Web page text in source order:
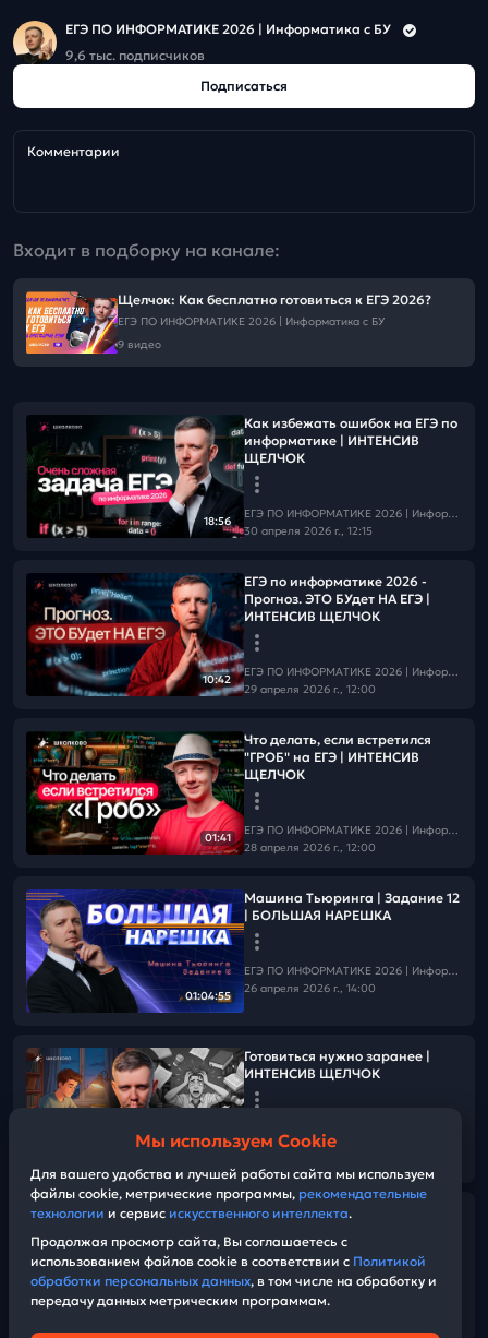
ЕГЭ ПО ИНФОРМАТИКЕ 2026 | Информатика с БУ
9,6 тыс. подписчиков
Подписаться
Комментарии
Входит в подборку на канале:
Щелчок: Как бесплатно готовиться к ЕГЭ 2026?
ЕГЭ ПО ИНФОРМАТИКЕ 2026 | Информатика с БУ
9 видео
18:56
Как избежать ошибок на ЕГЭ по
информатике | ИНТЕНСИВ
ЩЕЛЧОК
ЕГЭ ПО ИНФОРМАТИКЕ 2026 | Информатика с БУ
30 апреля 2026 г., 12:15
10:42
ЕГЭ по информатике 2026 -
Прогноз. ЭТО БУдет НА ЕГЭ |
ИНТЕНСИВ ЩЕЛЧОК
ЕГЭ ПО ИНФОРМАТИКЕ 2026 | Информатика с БУ
29 апреля 2026 г., 12:00
01:41
Что делать, если встретился
"ГРОБ" на ЕГЭ | ИНТЕНСИВ
ЩЕЛЧОК
ЕГЭ ПО ИНФОРМАТИКЕ 2026 | Информатика с БУ
28 апреля 2026 г., 12:00
01:04:55
Машина Тьюринга | Задание 12
| БОЛЬШАЯ НАРЕШКА
ЕГЭ ПО ИНФОРМАТИКЕ 2026 | Информатика с БУ
26 апреля 2026 г., 14:00
Готовиться нужно заранее |
ИНТЕНСИВ ЩЕЛЧОК
26 апреля 2026 г., 12:00
02:46
Не смотри вебы в лайве |
25 апреля 2026 г., 12:00
Мы используем Cookie
Для вашего удобства и лучшей работы сайта мы используем
файлы cookie, метрические программы, рекомендательные
технологии и сервис искусственного интеллекта.
Продолжая просмотр сайта, Вы соглашаетесь с
использованием файлов cookie в соответствии с Политикой
обработки персональных данных, в том числе на обработку и
передачу данных метрическим программам.